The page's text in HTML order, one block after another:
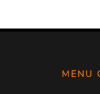
MENU